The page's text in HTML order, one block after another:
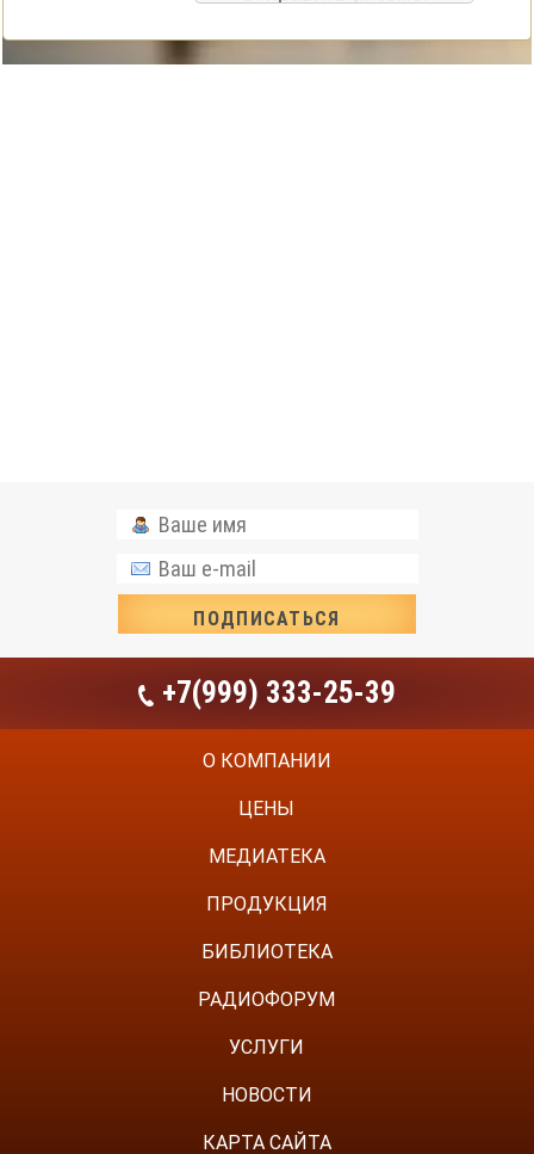
+7(999) 333-25-39
О КОМПАНИИ
ЦЕНЫ
МЕДИАТЕКА
ПРОДУКЦИЯ
БИБЛИОТЕКА
РАДИОФОРУМ
УСЛУГИ
НОВОСТИ
КАРТА САЙТА